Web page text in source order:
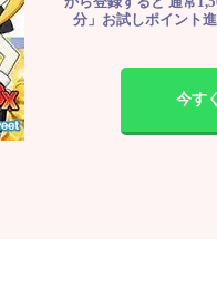
分」お試しポイント
今す